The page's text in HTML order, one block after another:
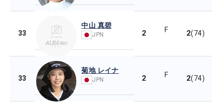
33
中山 真碧
JPN 2 F 2(74)
33
菊地 レイナ
JPN 2 F 2(74)